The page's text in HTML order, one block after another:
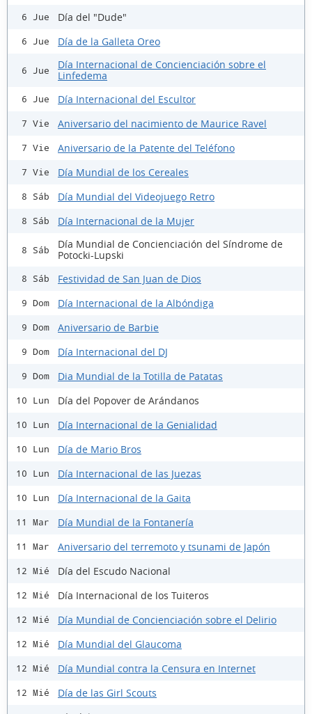
6 Jue Día del "Dude"
6 Jue Día de la Galleta Oreo
6 Jue
Día Internacional de Concienciación sobre el
Linfedema
6 Jue Día Internacional del Escultor
7 Vie Aniversario del nacimiento de Maurice Ravel
7 Vie Aniversario de la Patente del Teléfono
7 Vie Día Mundial de los Cereales
8 Sáb Día Mundial del Videojuego Retro
8 Sáb Día Internacional de la Mujer
8 Sáb
Día Mundial de Concienciación del Síndrome de
Potocki-Lupski
8 Sáb Festividad de San Juan de Dios
9 Dom Día Internacional de la Albóndiga
9 Dom Aniversario de Barbie
9 Dom Día Internacional del DJ
9 Dom Dia Mundial de la Totilla de Patatas
10 Lun Día del Popover de Arándanos
10 Lun Día Internacional de la Genialidad
10 Lun Día de Mario Bros
10 Lun Día Internacional de las Juezas
10 Lun Día Internacional de la Gaita
11 Mar Día Mundial de la Fontanería
11 Mar Aniversario del terremoto y tsunami de Japón
12 Mié Día del Escudo Nacional
12 Mié Día Internacional de los Tuiteros
12 Mié Día Mundial de Concienciación sobre el Delirio
12 Mié Día Mundial del Glaucoma
12 Mié Día Mundial contra la Censura en Internet
12 Mié Día de las Girl Scouts